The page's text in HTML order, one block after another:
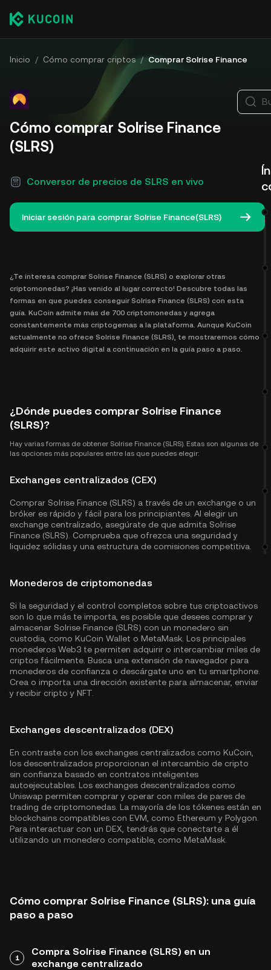
Inicio / Cómo comprar criptos / Comprar Solrise Finance
Cómo comprar Solrise Finance
(SLRS)
Conversor de precios de SLRS en vivo
Iniciar sesión para comprar Solrise Finance(SLRS)
¿Te interesa comprar Solrise Finance (SLRS) o explorar otras
criptomonedas? ¡Has venido al lugar correcto! Descubre todas las
formas en que puedes conseguir Solrise Finance (SLRS) con esta
guía. KuCoin admite más de 700 criptomonedas y agrega
constantemente más criptogemas a la plataforma. Aunque KuCoin
actualmente no ofrece Solrise Finance (SLRS), te mostraremos cómo
adquirir este activo digital a continuación en la guía paso a paso.
¿Dónde puedes comprar Solrise Finance
(SLRS)?
Hay varias formas de obtener Solrise Finance (SLRS). Estas son algunas de
las opciones más populares entre las que puedes elegir:
Exchanges centralizados (CEX)
Comprar Solrise Finance (SLRS) a través de un exchange o un
bróker es rápido y fácil para los principiantes. Al elegir un
exchange centralizado, asegúrate de que admita Solrise
Finance (SLRS). Comprueba que ofrezca una seguridad y
liquidez sólidas y una estructura de comisiones competitiva.
Monederos de criptomonedas
Si la seguridad y el control completos sobre tus criptoactivos
son lo que más te importa, es posible que desees comprar y
almacenar Solrise Finance (SLRS) con un monedero sin
custodia, como KuCoin Wallet o MetaMask. Los principales
monederos Web3 te permiten adquirir o intercambiar miles de
criptos fácilmente. Busca una extensión de navegador para
monederos de confianza o descárgate uno en tu smartphone.
Crea o importa una dirección existente para almacenar, enviar
y recibir cripto y NFT.
Exchanges descentralizados (DEX)
En contraste con los exchanges centralizados como KuCoin,
los descentralizados proporcionan el intercambio de cripto
sin confianza basado en contratos inteligentes
autoejecutables. Los exchanges descentralizados como
Uniswap permiten comprar y operar con miles de pares de
trading de criptomonedas. La mayoría de los tókenes están en
blockchains compatibles con EVM, como Ethereum y Polygon
Para interactuar con un DEX, tendrás que conectarte a él
utilizando un monedero compatible, como MetaMask.
Cómo comprar Solrise Finance (SLRS): una guía
paso a paso
1
Compra Solrise Finance (SLRS) en un
exchange centralizado